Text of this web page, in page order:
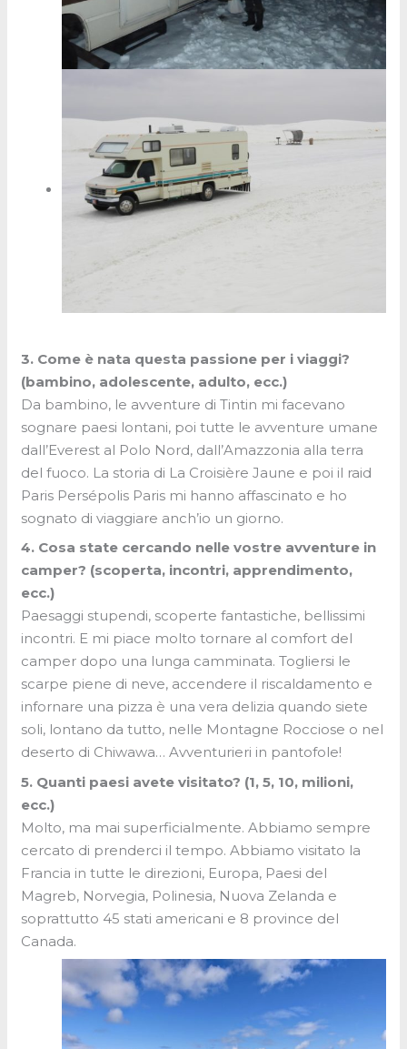
3. Come è nata questa passione per i viaggi?
(bambino, adolescente, adulto, ecc.)
Da bambino, le avventure di Tintin mi facevano
sognare paesi lontani, poi tutte le avventure umane
dall’Everest al Polo Nord, dall’Amazzonia alla terra
del fuoco. La storia di La Croisière Jaune e poi il raid
Paris Persépolis Paris mi hanno affascinato e ho
sognato di viaggiare anch’io un giorno.
4. Cosa state cercando nelle vostre avventure in
camper? (scoperta, incontri, apprendimento,
ecc.)
Paesaggi stupendi, scoperte fantastiche, bellissimi
incontri. E mi piace molto tornare al comfort del
camper dopo una lunga camminata. Togliersi le
scarpe piene di neve, accendere il riscaldamento e
infornare una pizza è una vera delizia quando siete
soli, lontano da tutto, nelle Montagne Rocciose o nel
deserto di Chiwawa… Avventurieri in pantofole!
5. Quanti paesi avete visitato? (1, 5, 10, milioni,
ecc.)
Molto, ma mai superficialmente. Abbiamo sempre
cercato di prenderci il tempo. Abbiamo visitato la
Francia in tutte le direzioni, Europa, Paesi del
Magreb, Norvegia, Polinesia, Nuova Zelanda e
soprattutto 45 stati americani e 8 province del
Canada.